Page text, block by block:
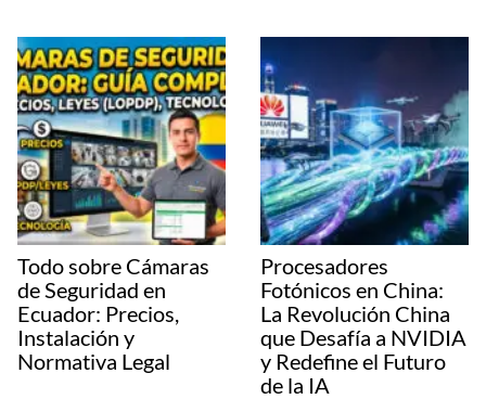
Todo sobre Cámaras
de Seguridad en
Ecuador: Precios,
Instalación y
Normativa Legal
Procesadores
Fotónicos en China:
La Revolución China
que Desafía a NVIDIA
y Redefine el Futuro
de la IA